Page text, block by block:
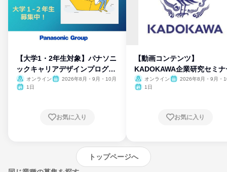
【大学1・2年生対象】パナソニ
ックキャリアデザインプログラ
ム
オンライン
2026年8月・9月・10月
1日
お気に入り
【動画コンテンツ】
KADOKAWA企業研究セミナ
オンライン
2026年8月・9月・
1日
お気に入り
トップページへ